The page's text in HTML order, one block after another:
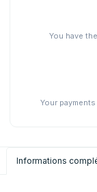
You have
Your
Informations